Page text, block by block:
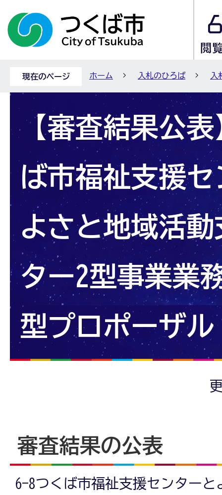
現在のページ ホーム 入札のひろば 入
【審査結果公
ば市福祉支援
よさと地域活
ター2型事業業
型プロポーザル
審査結果の公表
6-8つくば市福祉支援センターと